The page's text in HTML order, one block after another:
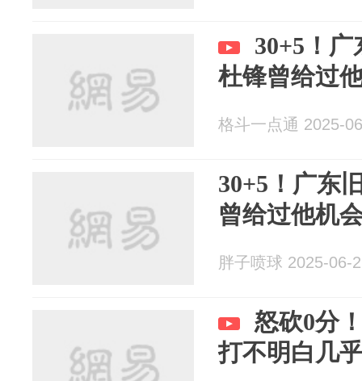
30+5！
杜锋曾给过
格斗一点通 2025-
30+5！广东
曾给过他机
胖子喷球 2025-06-
怒砍0分
打不明白几